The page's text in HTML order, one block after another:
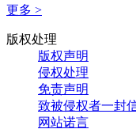
更多 >
版权处理
版权声明
侵权处理
免责声明
致被侵权者一封
网站诺言